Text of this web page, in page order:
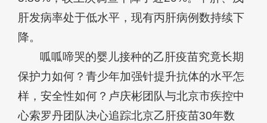
肝发病率处于低水平，现有丙肝病例数持续下
降。
呱呱啼哭的婴儿接种的乙肝疫苗究竟长期
保护力如何？青少年加强针提升抗体的水平怎
样，安全性如何？卢庆彬团队与北京市疾控中
心索罗丹团队决心追踪北京乙肝疫苗30年数